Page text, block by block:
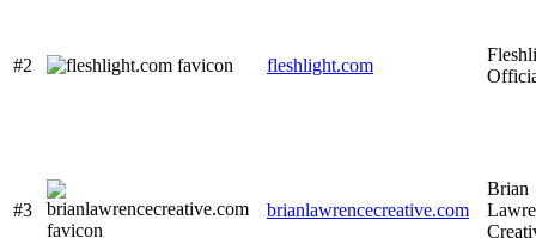
#2 fleshlight.com
#3 brianlawrencecreative.com
Brian